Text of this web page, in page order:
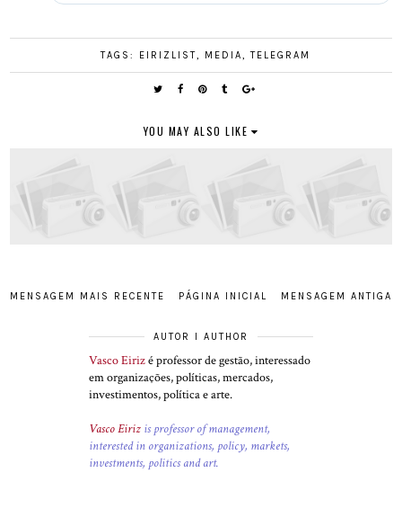
TAGS: EIRIZLIST, MEDIA, TELEGRAM
YOU MAY ALSO LIKE
MENSAGEM MAIS RECENTE MENSAGEM ANTIGA
PÁGINA INICIAL
AUTOR I AUTHOR
Vasco Eirizé professor de gestão, interessado
em organizações, políticas, mercados,
investimentos, política e arte.
Vasco Eiriz is professor of management,
interested in organizations, policy, markets,
investments, politics and art.